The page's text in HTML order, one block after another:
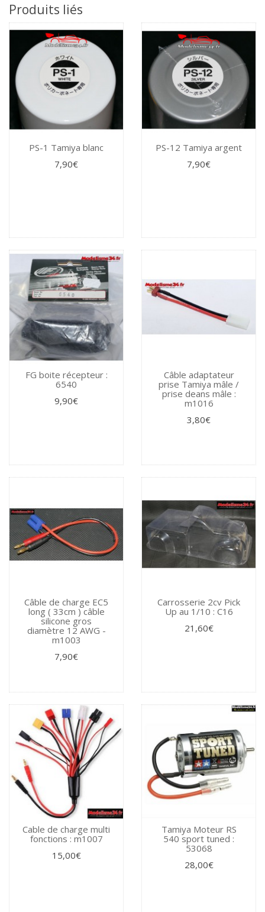
Produits liés
PS-1 Tamiya blanc
7,90€
PS-12 Tamiya argent
7,90€
FG boite récepteur :
6540
9,90€
Câble adaptateur
prise Tamiya mâle /
prise deans mâle :
m1016
3,80€
Câble de charge EC5
long ( 33cm ) câble
silicone gros
diamètre 12 AWG -
m1003
7,90€
Carrosserie 2cv Pick
Up au 1/10 : C16
21,60€
Cable de charge multi
fonctions : m1007
15,00€
Tamiya Moteur RS
540 sport tuned :
53068
28,00€